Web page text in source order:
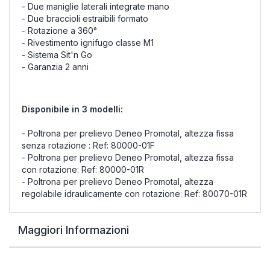
- Due maniglie laterali integrate mano
- Due braccioli estraibili formato
- Rotazione a 360°
- Rivestimento ignifugo classe M1
- Sistema Sit'n Go
- Garanzia 2 anni
Disponibile in 3 modelli:
- Poltrona per prelievo Deneo Promotal, altezza fissa
senza rotazione : Ref: 80000-01F
- Poltrona per prelievo Deneo Promotal, altezza fissa
con rotazione: Ref: 80000-01R
- Poltrona per prelievo Deneo Promotal, altezza
regolabile idraulicamente con rotazione: Ref: 80070-01R
Maggiori Informazioni